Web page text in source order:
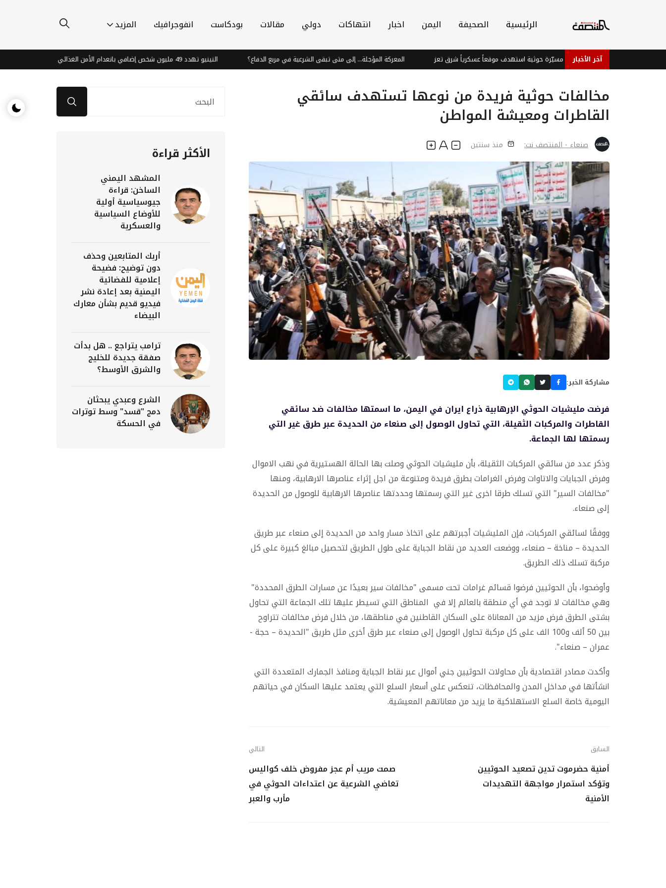
الرئيسية الصحيفة اليمن اخبار انتهاكات دولي مقالات بودكاست انفوجرافيك المزيد
آخر الأخبار
جنود في هجوم طائرة مسيّرة حوثية استهدف موقعاً عسكرياً شرق تعز المعركة المؤجلة... إلى متى تبقى الشرعية في مربع الدفاع؟ النينيو تهدد 49 مليون شخص إضافي بانعدام الأمن الغذائي بحلول نهاية 2027
مخالفات حوثية فريدة من نوعها تستهدف سائقي
القاطرات ومعيشة المواطن
صنعاء - المنتصف نت: منذ سنتين
مشاركة الخبر:
فرضت مليشيات الحوثي الإرهابية ذراع ايران في اليمن، ما اسمتها مخالفات ضد سائقي
القاطرات والمركبات الثقيلة، التي تحاول الوصول إلى صنعاء من الحديدة عبر طرق غير التي
رسمتها لها الجماعة.
وذكر عدد من سائقي المركبات الثقيلة، بأن مليشيات الحوثي وصلت بها الحالة الهستيرية في نهب الاموال
وفرض الجبايات والاتاوات وفرض الغرامات بطرق فريدة ومتنوعة من اجل إثراء عناصرها الارهابية، ومنها
"مخالفات السير" التي تسلك طرقا اخرى غير التي رسمتها وحددتها عناصرها الارهابية للوصول من الحديدة
إلى صنعاء.
ووفقًا لسائقي المركبات، فإن المليشيات أجبرتهم على اتخاذ مسار واحد من الحديدة إلى صنعاء عبر طريق
الحديدة – مناخة – صنعاء، ووضعت العديد من نقاط الجباية على طول الطريق لتحصيل مبالغ كبيرة على كل
مركبة تسلك ذلك الطريق.
وأوضحوا، بأن الحوثيين فرضوا قسائم غرامات تحت مسمى "مخالفات سير بعيدًا عن مسارات الطرق المحددة"
وهي مخالفات لا توجد في أي منطقة بالعالم إلا في المناطق التي تسيطر عليها تلك الجماعة التي تحاول
بشتى الطرق فرض مزيد من المعاناة على السكان القاطنين في مناطقها، من خلال فرض مخالفات تتراوح
بين 50 ألف و100 الف على كل مركبة تحاول الوصول إلى صنعاء عبر طرق أخرى مثل طريق "الحديدة – حجة -
عمران – صنعاء".
وأكدت مصادر اقتصادية بأن محاولات الحوثيين جني أموال عبر نقاط الجباية ومنافذ الجمارك المتعددة التي
انشأتها في مداخل المدن والمحافظات، تنعكس على أسعار السلع التي يعتمد عليها السكان في حياتهم
اليومية خاصة السلع الاستهلاكية ما يزيد من معاناتهم المعيشية.
السابق
أمنية حضرموت تدين تصعيد الحوثيين
وتؤكد استمرار مواجهة التهديدات
الأمنية
التالي
صمت مريب أم عجز مفروض خلف كواليس
تغاضي الشرعية عن اعتداءات الحوثي في
مأرب والعبر
الأكثر قراءة
المشهد اليمني
الساخن: قراءة
جيوسياسية أولية
للأوضاع السياسية
والعسكرية
أربك المتابعين وحذف
دون توضيح: فضيحة
إعلامية للفضائية
اليمنية بعد إعادة نشر
فيديو قديم بشأن معارك
البيضاء
ترامب يتراجع .. هل بدأت
صفقة جديدة للخليج
والشرق الأوسط؟
الشرع وعبدي يبحثان
دمج "قسد" وسط توترات
في الحسكة